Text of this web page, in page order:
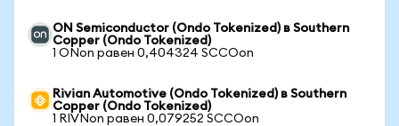
ON Semiconductor (Ondo Tokenized) в Southern
Copper (Ondo Tokenized)
1 ONon равен 0,404324 SCCOon
Rivian Automotive (Ondo Tokenized) в Southern
Copper (Ondo Tokenized)
1 RIVNon равен 0,079252 SCCOon